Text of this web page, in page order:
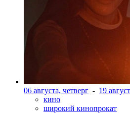
06 августа, четверг - 19
кино
широкий кинопрокат